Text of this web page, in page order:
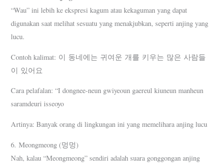
“Wau” ini lebih ke ekspresi kagum atau kekaguman yang dapat
digunakan saat melihat sesuatu yang menakjubkan, seperti anjing yang
lucu.
Contoh kalimat: 이 동네에는 귀여운 개를 키우는 많은 사람들
이 있어요
Cara pelafalan: “I dongnee-neun gwiyeoun gaereul kiuneun manheun
saramdeuri isseoyo
Artinya: Banyak orang di lingkungan ini yang memelihara anjing lucu
6. Meongmeong (멍멍)
Nah, kalau “Meongmeong” sendiri adalah suara gonggongan anjing